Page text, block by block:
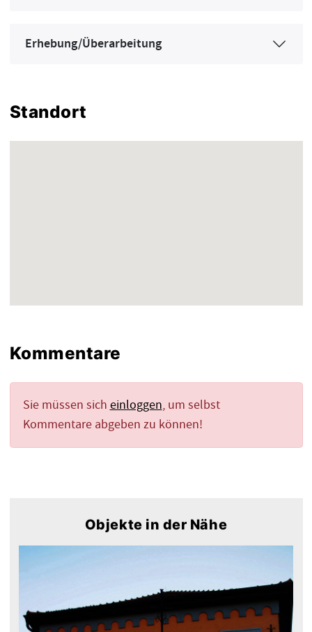
Erhebung/Überarbeitung
Standort
Kommentare
Sie müssen sich einloggen, um selbst
Kommentare abgeben zu können!
Objekte in der Nähe